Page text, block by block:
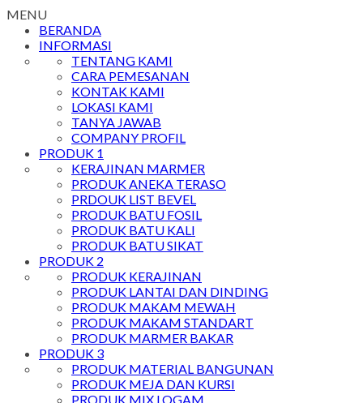
MENU
BERANDA
INFORMASI
TENTANG KAMI
CARA PEMESANAN
KONTAK KAMI
LOKASI KAMI
TANYA JAWAB
COMPANY PROFIL
PRODUK 1
KERAJINAN MARMER
PRODUK ANEKA TERASO
PRDOUK LIST BEVEL
PRODUK BATU FOSIL
PRODUK BATU KALI
PRODUK BATU SIKAT
PRODUK 2
PRODUK KERAJINAN
PRODUK LANTAI DAN DINDING
PRODUK MAKAM MEWAH
PRODUK MAKAM STANDART
PRODUK MARMER BAKAR
PRODUK 3
PRODUK MATERIAL BANGUNAN
PRODUK MEJA DAN KURSI
PRODUK MIX LOGAM